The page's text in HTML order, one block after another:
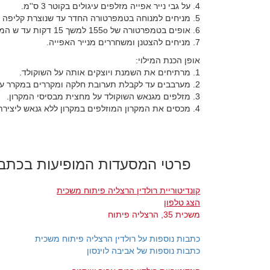
4. על גבי נייר אפייה מזלפים עיגולים בקוטר 3 ס''מ.
5. מניחים למנוחה בטמפרטורה החדר עד שנוצרת קליפה על גבי המקרון.
6. אופים בטמפרטורה של 155o למשך 15 דקות עד ש המקרונס מתייבשים.
7. מניחים להצטנן ומשחררים מנייר האפייה.
אופן הכנת המילוי:
1. מרתיחים את השמנת ויוצקים אותה על השוקולד.
2. מערבבים עד לקבלת תערובת חלקה ומקררים במקרר עד שהתערובת הופכת לאלסטית ונוחה לזילוף.
3. מזלפים מגנאש השוקולד על מחצית מבסיסי המקרון.
4. מכסים את המקרון המוזלפים במקרון ללא גנאש ליצירת ''סנדוויץ'''. לוחצים קלות כדי שהמילוי יבצבץ מהשוליים.
פרטי המסעדות המופיעות
קונדיטוריית רולדין הרצליה פיתוח משכית
הצג טלפון
משכית 35, הרצליה פיתוח
כתבות נוספות על רולדין הרצליה פיתוח משכית
כתבות נוספות של אביבה לוינסון